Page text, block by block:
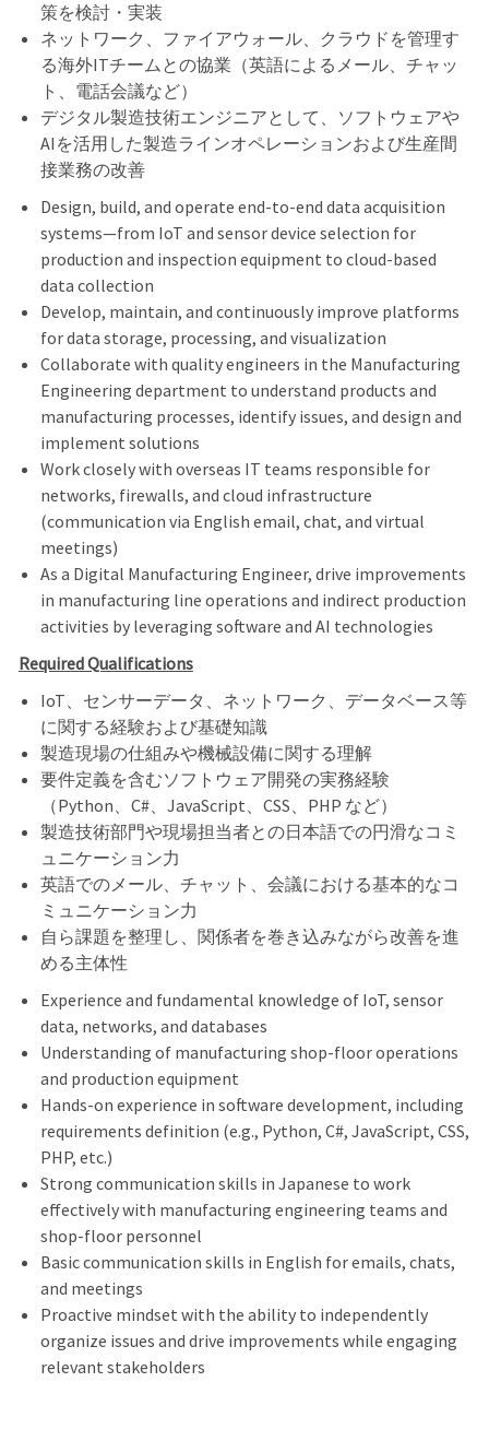
策を検討・実装
ネットワーク、ファイアウォール、クラウドを管理す
る海外ITチームとの協業（英語によるメール、チャッ
ト、電話会議など）
デジタル製造技術エンジニアとして、ソフトウェアや
AIを活用した製造ラインオペレーションおよび生産間
接業務の改善
Design, build, and operate end-to-end data acquisition
systems—from IoT and sensor device selection for
production and inspection equipment to cloud-based
data collection
Develop, maintain, and continuously improve platforms
for data storage, processing, and visualization
Collaborate with quality engineers in the Manufacturing
Engineering department to understand products and
manufacturing processes, identify issues, and design and
implement solutions
Work closely with overseas IT teams responsible for
networks, firewalls, and cloud infrastructure
(communication via English email, chat, and virtual
meetings)
As a Digital Manufacturing Engineer, drive improvements
in manufacturing line operations and indirect production
activities by leveraging software and AI technologies
Required Qualifications
IoT、センサーデータ、ネットワーク、データベース等
に関する経験および基礎知識
製造現場の仕組みや機械設備に関する理解
要件定義を含むソフトウェア開発の実務経験
（Python、C#、JavaScript、CSS、PHP など）
製造技術部門や現場担当者との日本語での円滑なコミ
ュニケーション力
英語でのメール、チャット、会議における基本的なコ
ミュニケーション力
自ら課題を整理し、関係者を巻き込みながら改善を進
める主体性
Experience and fundamental knowledge of IoT, sensor
data, networks, and databases
Understanding of manufacturing shop-floor operations
and production equipment
Hands-on experience in software development, including
requirements definition (e.g., Python, C#, JavaScript, CSS,
PHP, etc.)
Strong communication skills in Japanese to work
effectively with manufacturing engineering teams and
shop-floor personnel
Basic communication skills in English for emails, chats,
and meetings
Proactive mindset with the ability to independently
organize issues and drive improvements while engaging
relevant stakeholders